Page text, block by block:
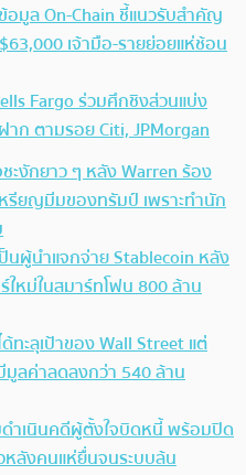
อมูล On-Chain ชี้แนวรับสำคัญ
เจ้ามือ-รายย่อยแห่ช้อน
Fargo ร่วมศึกชิงส่วนแบ่ง
าก ตามรอย Citi, JPMorgan
ะงักยาว ๆ หลัง Warren ร้อง
รียญมีมของทรัมป์ เพราะทำนัก
นผู้นำแจกจ่าย Stablecoin หลัง
ใหม่ในสมาร์ทโฟน 800 ล้าน
ทะลุเป้าของ Wall Street แต่
ลค่าลดลงกว่า 540 ล้าน
ำเนินคดีผู้ตั้งใจบิดหนี้ พร้อมปิด
หลังคนแห่ยื่นจนระบบล้น